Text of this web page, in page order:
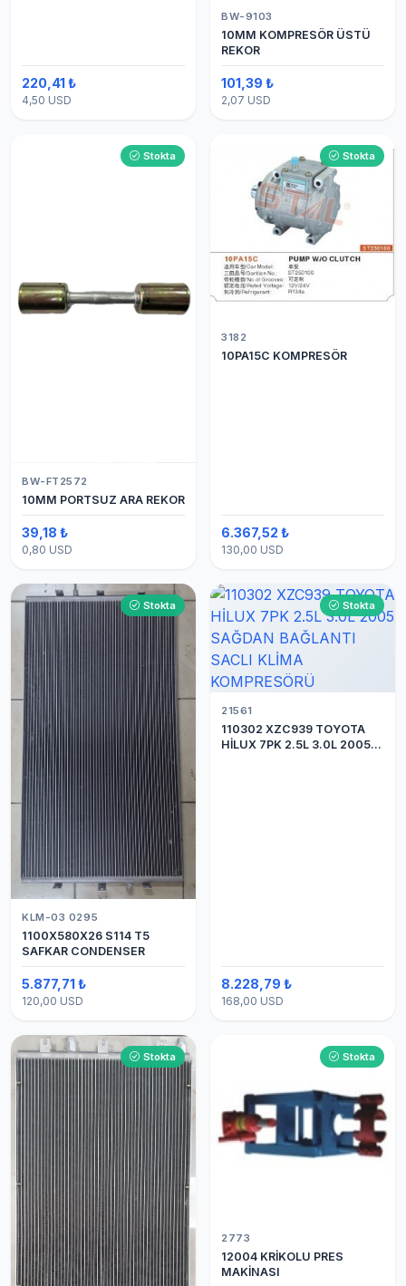
220,41 ₺
4,50 USD
BW-9103
10MM KOMPRESÖR ÜSTÜ
REKOR
101,39 ₺
2,07 USD
Stokta
BW-FT2572
10MM PORTSUZ ARA REKOR
39,18 ₺
0,80 USD
Stokta
3182
10PA15C KOMPRESÖR
6.367,52 ₺
130,00 USD
Stokta
KLM-03 0295
1100X580X26 S114 T5
SAFKAR CONDENSER
5.877,71 ₺
120,00 USD
Stokta
21561
110302 XZC939 TOYOTA
HİLUX 7PK 2.5L 3.0L 2005
8.228,79 ₺
168,00 USD
Stokta Stokta
2773
12004 KRİKOLU PRES
MAKİNASI